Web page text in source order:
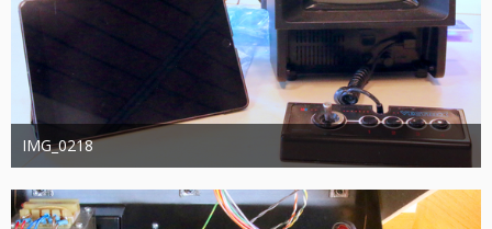
IMG_0218
joachimschwanter
9. Oktober 2023
376
0 0